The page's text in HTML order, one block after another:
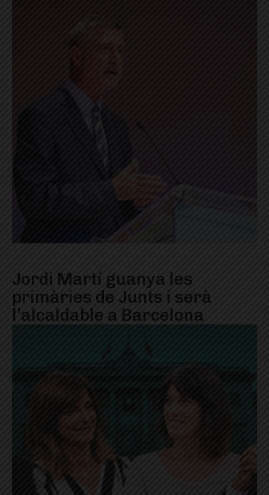
Jordi Martí guanya les
primàries de Junts i serà
l’alcaldable a Barcelona